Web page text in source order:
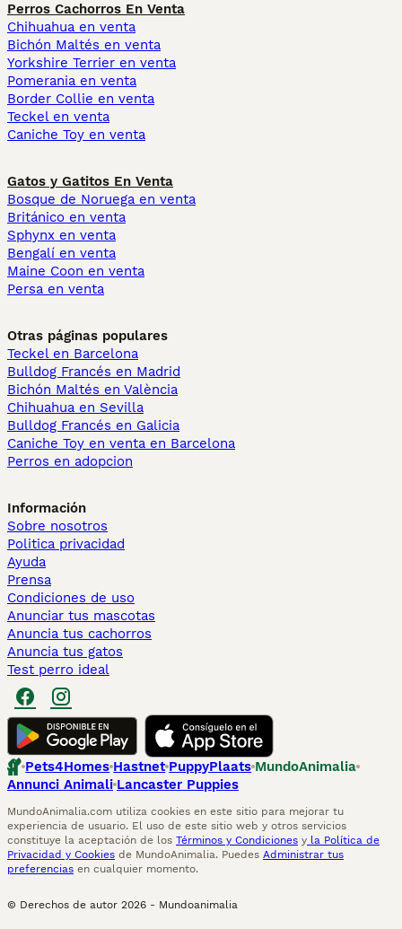
Perros Cachorros En Venta
Chihuahua en venta
Bichón Maltés en venta
Yorkshire Terrier en venta
Pomerania en venta
Border Collie en venta
Teckel en venta
Caniche Toy en venta
Gatos y Gatitos En Venta
Bosque de Noruega en venta
Británico en venta
Sphynx en venta
Bengalí en venta
Maine Coon en venta
Persa en venta
Otras páginas populares
Teckel en Barcelona
Bulldog Francés en Madrid
Bichón Maltés en València
Chihuahua en Sevilla
Bulldog Francés en Galicia
Caniche Toy en venta en Barcelona
Perros en adopcion
Información
Sobre nosotros
Politica privacidad
Ayuda
Prensa
Condiciones de uso
Anunciar tus mascotas
Anuncia tus cachorros
Anuncia tus gatos
Test perro ideal
Pets4Homes Hastnet PuppyPlaats MundoAnimalia
Annunci Animali Lancaster Puppies
MundoAnimalia.com utiliza cookies en este sitio para mejorar tu
experiencia de usuario. El uso de este sitio web y otros servicios
constituye la aceptación de los Términos y Condiciones y la Política de
Privacidad y Cookies de MundoAnimalia. Puedes Administrar tus
preferencias en cualquier momento.
© Derechos de autor 2026 - Mundoanimalia